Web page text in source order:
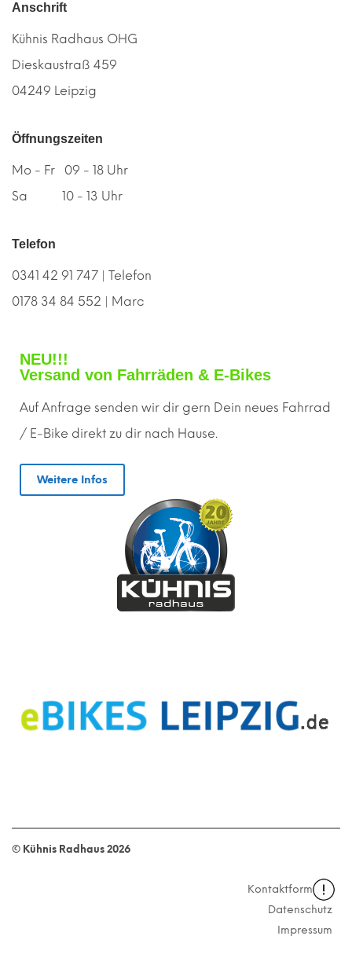
Anschrift
Kühnis Radhaus OHG
Dieskaustraß 459
04249 Leipzig
Öffnungszeiten
Mo - Fr 09 - 18 Uhr
Sa 10 - 13 Uhr
Telefon
0341 42 91 747 | Telefon
0178 34 84 552 | Marc
NEU!!!
Versand von Fahrräden & E-Bikes
Auf Anfrage senden wir dir gern Dein neues Fahrrad
/ E-Bike direkt zu dir nach Hause.
Weitere Infos
© Kühnis Radhaus 2026
Kontaktformular
Datenschutz
Impressum